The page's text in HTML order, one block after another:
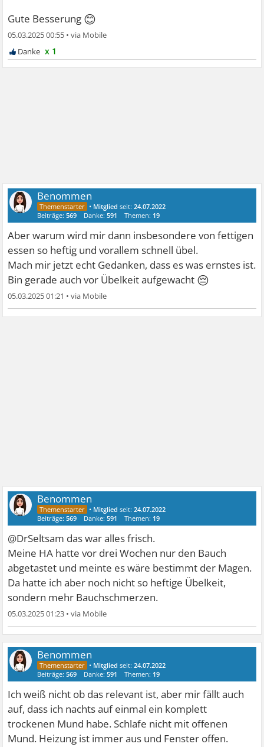
Gute Besserung 😊
05.03.2025 00:55 •
x 1
Benommen
• Mitglied seit:24.07.2022
Beiträge:569 Danke:591 Themen: 19
Aber warum wird mir dann insbesondere von fettigen
essen so heftig und vorallem schnell übel.
Mach mir jetzt echt Gedanken, dass es was ernstes ist.
Bin gerade auch vor Übelkeit aufgewacht 😔
05.03.2025 01:21 •
Benommen
• Mitglied seit:24.07.2022
Beiträge:569 Danke:591 Themen: 19
@DrSeltsam das war alles frisch.
Meine HA hatte vor drei Wochen nur den Bauch
abgetastet und meinte es wäre bestimmt der Magen.
Da hatte ich aber noch nicht so heftige Übelkeit,
sondern mehr Bauchschmerzen.
05.03.2025 01:23 •
Benommen
• Mitglied seit:24.07.2022
Beiträge:569 Danke:591 Themen: 19
Ich weiß nicht ob das relevant ist, aber mir fällt auch
auf, dass ich nachts auf einmal ein komplett
trockenen Mund habe. Schlafe nicht mit offenen
Mund. Heizung ist immer aus und Fenster offen.